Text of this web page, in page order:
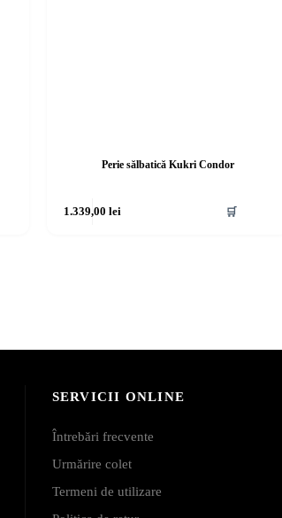
Perie sălbatică Kukri Condor
1.339,00 lei 🛒
SERVICII ONLINE
Întrebări frecvente
Urmărire colet
Termeni de utilizare